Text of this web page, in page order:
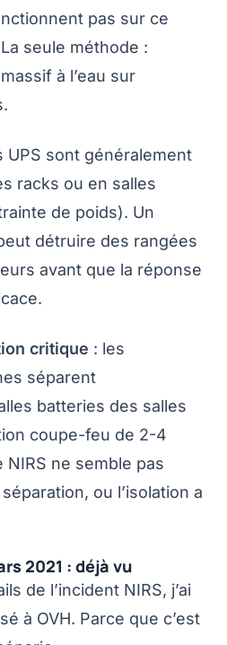
pas sur ce
seule méthode :
à l’eau sur
UPS sont généralement
racks ou en salles
de poids). Un
détruire des rangées
avant que la réponse
critique : les
séparent
batteries des salles
coupe-feu de 2-4
NIRS ne semble pas
ou l’isolation a
2021 : déjà vu
de l’incident NIRS, j’ai
à OVH. Parce que c’est